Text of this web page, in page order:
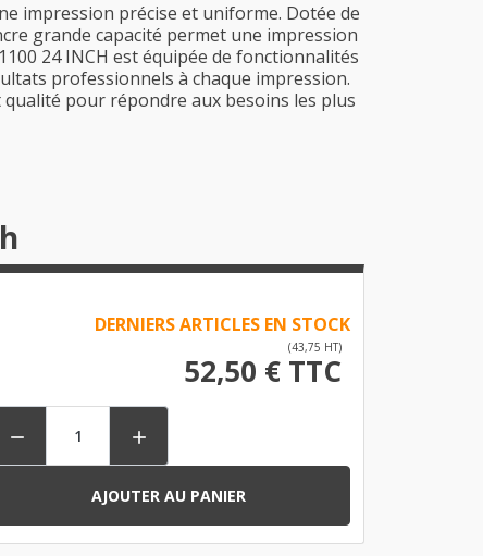
impression précise et uniforme. Dotée de
grande capacité permet une impression
24 INCH est équipée de fonctionnalités
professionnels à chaque impression.
pour répondre aux besoins les plus
DERNIERS ARTICLES EN STOCK
(43,75 HT)
52,50 € TTC
 
AJOUTER AU PANIER